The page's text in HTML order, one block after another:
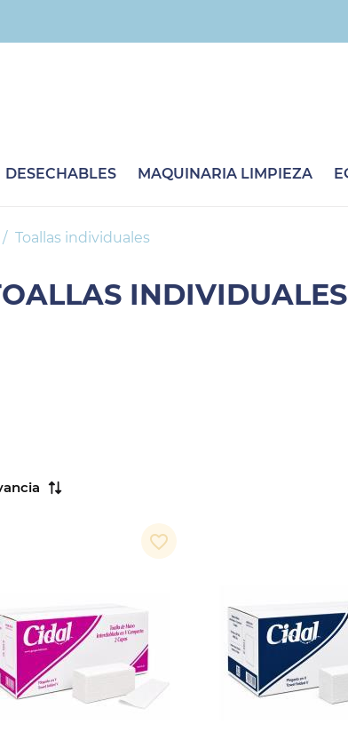
DESECHABLES MAQUINARIA LIMPIEZA
Toallas individuales
INDIVIDUALES
favorite_border